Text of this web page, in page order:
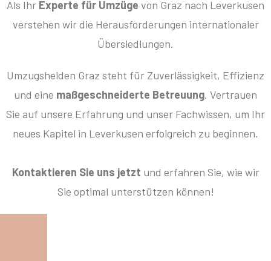
Als Ihr Experte für Umzüge von Graz nach Leverkusen
verstehen wir die Herausforderungen internationaler
Übersiedlungen.
Umzugshelden Graz steht für Zuverlässigkeit, Effizienz
und eine maßgeschneiderte Betreuung. Vertrauen
Sie auf unsere Erfahrung und unser Fachwissen, um Ihr
neues Kapitel in Leverkusen erfolgreich zu beginnen.
Kontaktieren Sie uns jetzt und erfahren Sie, wie wir
Sie optimal unterstützen können!